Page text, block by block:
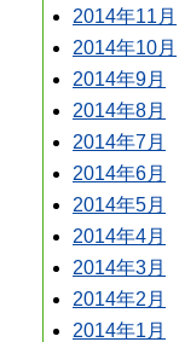
2014年11月
2014年10月
2014年9月
2014年8月
2014年7月
2014年6月
2014年5月
2014年4月
2014年3月
2014年2月
2014年1月